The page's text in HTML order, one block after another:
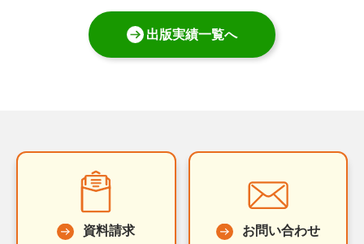
出版実績一覧へ
資料請求 お問い合わせ